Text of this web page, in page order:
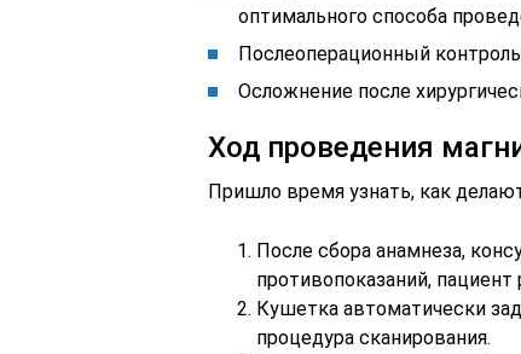
оптимального способа
Послеоперационный
Осложнение после
Ход проведения
Пришло время узнать, как
После сбора анамнеза,
противопоказаний,
Кушетка автоматически
процедура сканирования.